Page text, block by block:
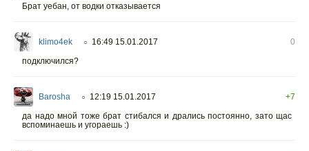
Брат уебан, от водки отказывается
klimo4ek ○ 16:49 15.01.2017
0
подключился?
Barosha ○ 12:19 15.01.2017
+7
да надо мной тоже брат стибался и дрались постоянно, зато щас
вспоминаешь и угораешь :)